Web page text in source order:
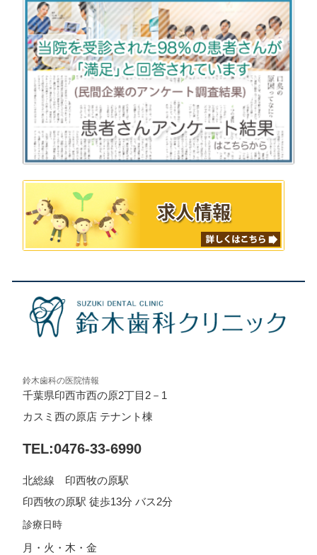
鈴木歯科の医院情報
千葉県印西市西の原2丁目2－1
カスミ西の原店 テナント棟
TEL:0476-33-6990
北総線 印西牧の原駅
印西牧の原駅 徒歩13分 バス2分
診療日時
月・火・木・金